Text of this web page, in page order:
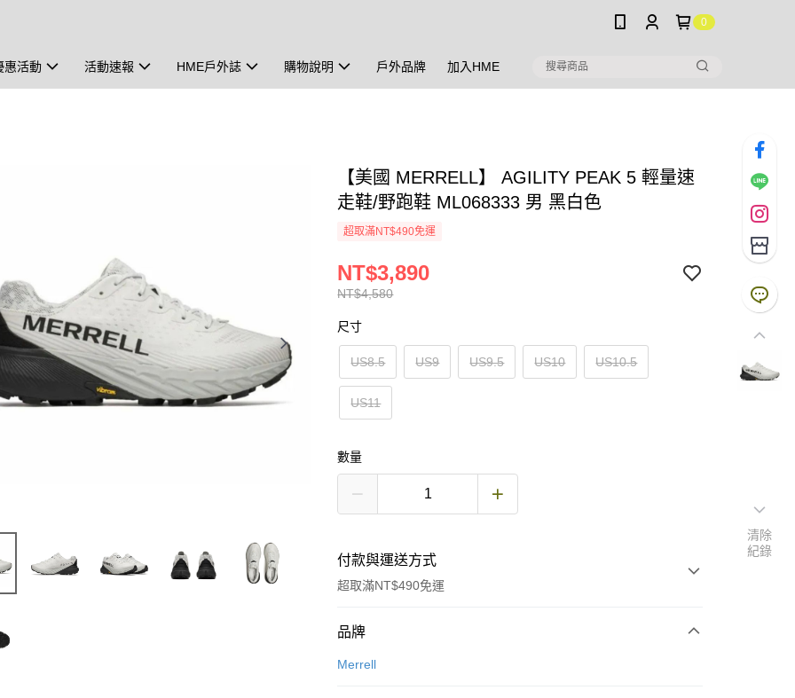
0
惠活動 活動速報 HME戶外誌 購物說明 戶外品牌 加入HME
【美國 MERRELL】 AGILITY PEAK 5 輕量速
走鞋/野跑鞋 ML068333 男 黑白色
超取滿NT$490免運
NT$4,580
NT$3,890
尺寸
US8.5 US9 US9.5 US10 US10.5
US11
數量
付款與運送方式
超取滿NT$490免運
付款方式
信用卡一次付款
品牌
Merrell
清除
紀錄